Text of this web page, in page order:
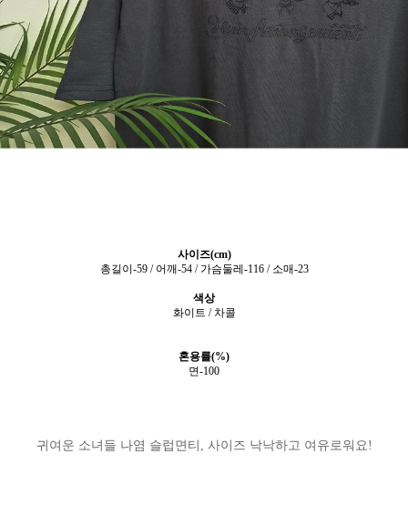
사이즈(cm)
총길이-59 / 어깨-54 / 가슴둘레-116 / 소매-23
색상
화이트 / 차콜
혼용률(%)
면-100
귀여운 소녀들 나염 슬럽면티, 사이즈 낙낙하고 여유로워요!